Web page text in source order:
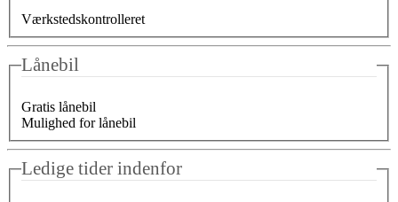
Værkstedskontrolleret
Lånebil
Gratis lånebil
Mulighed for lånebil
Ledige tider indenfor